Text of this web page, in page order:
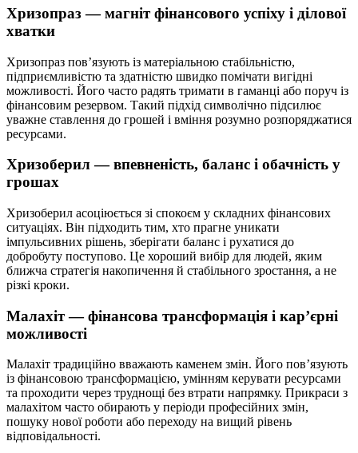
Хризопраз — магніт фінансового успіху і ділової
хватки
Хризопраз пов’язують із матеріальною стабільністю,
підприємливістю та здатністю швидко помічати вигідні
можливості. Його часто радять тримати в гаманці або поруч із
фінансовим резервом. Такий підхід символічно підсилює
уважне ставлення до грошей і вміння розумно розпоряджатися
ресурсами.
Хризоберил — впевненість, баланс і обачність у
грошах
Хризоберил асоціюється зі спокоєм у складних фінансових
ситуаціях. Він підходить тим, хто прагне уникати
імпульсивних рішень, зберігати баланс і рухатися до
добробуту поступово. Це хороший вибір для людей, яким
ближча стратегія накопичення й стабільного зростання, а не
різкі кроки.
Малахіт — фінансова трансформація і кар’єрні
можливості
Малахіт традиційно вважають каменем змін. Його пов’язують
із фінансовою трансформацією, умінням керувати ресурсами
та проходити через труднощі без втрати напрямку. Прикраси з
малахітом часто обирають у періоди професійних змін,
пошуку нової роботи або переходу на вищий рівень
відповідальності.